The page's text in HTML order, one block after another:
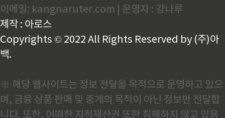
이메일: kangnaruter.com | 운영자 : 강나루
제작 : 아로스
Copyrights © 2022 All Rights Reserved by (주)아
백.
※ 해당 웹사이트는 정보 전달을 목적으로 운영하고 있으
며, 금융 상품 판매 및 중개의 목적이 아닌 정보만 전달합
니다. 또한, 어떠한 지적재산권 또한 침해하지 않고 있음